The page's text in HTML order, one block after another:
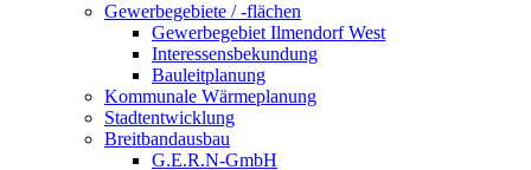
Gewerbegebiete / -flächen
Gewerbegebiet Ilmendorf West
Interessensbekundung
Bauleitplanung
Kommunale Wärmeplanung
Stadtentwicklung
Breitbandausbau
G.E.R.N-GmbH